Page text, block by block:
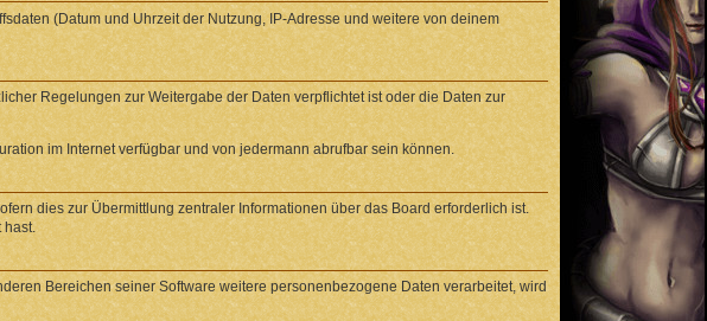
(Datum und Uhrzeit der Nutzung, IP-Adresse und weitere von deinem
Regelungen zur Weitergabe der Daten verpflichtet ist oder die Daten zur
im Internet verfügbar und von jedermann abrufbar sein können.
dies zur Übermittlung zentraler Informationen über das Board erforderlich ist.
hast.
Bereichen seiner Software weitere personenbezogene Daten verarbeitet, wird